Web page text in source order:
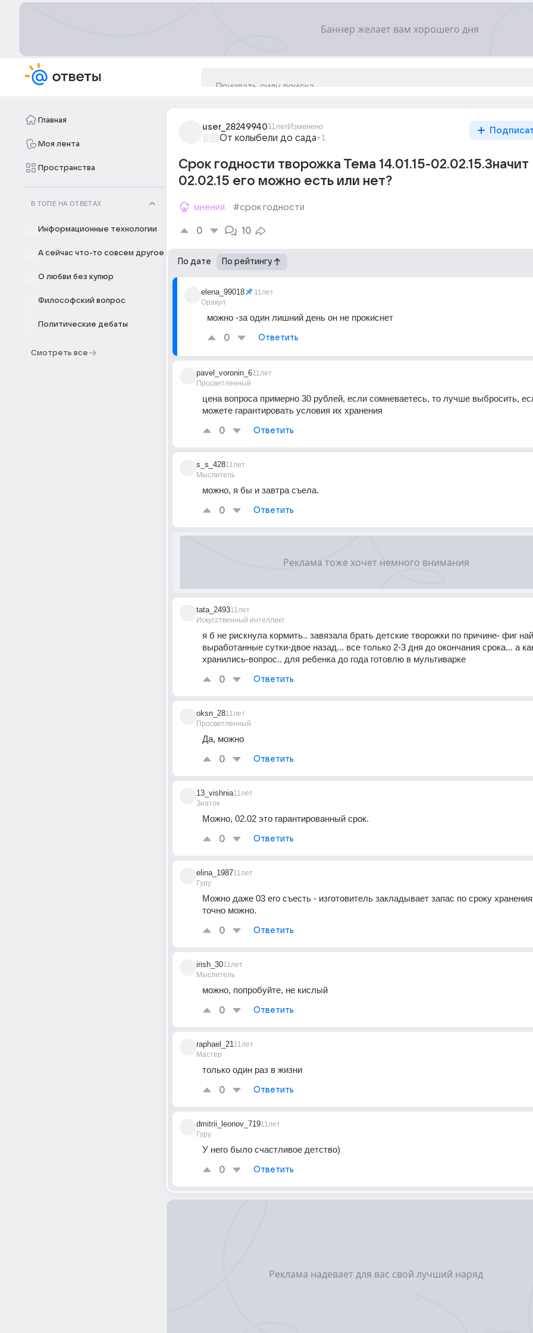
Главная
Моя лента
Пространства
В ТОПЕ НА ОТВЕТАХ
Информационные технологии
А сейчас что-то совсем другое
О любви без купюр
Философский вопрос
Политические дебаты
Смотреть все
user_2824994011летИзменено
От колыбели до сада+1
Срок годности творожка Тема 14.01.15-02.02.15.Значит
02.02.15 его можно есть или нет?
мнения #срок годности
0 10
По дате По рейтингу
elena_99018
Оракул
11лет
можно -за один лишний день он не прокиснет
0 Ответить
pavel_voronin_6
Просветленный
11лет
цена вопроса примерно 30 рублей, если сомневаетесь, то лучше выбросить,
можете гарантировать условия их хранения
0 Ответить
s_s_428
Мыслитель
11лет
можно, я бы и завтра съела.
0 Ответить
tata_2493
Искусственный интеллект
11лет
я б не рискнула кормить.. завязала брать детские творожки по причине- фиг
выработанные сутки-двое назад... все только 2-3 дня до окончания срока... а
хранились-вопрос.. для ребенка до года готовлю в мультиварке
0 Ответить
oksn_28
Просветленный
11лет
Да, можно
0 Ответить
13_vishnia
Знаток
11лет
Можно, 02.02 это гарантированный срок.
0 Ответить
elina_1987
Гуру
11лет
Можно даже 03 его съесть - изготовитель закладывает запас по сроку
точно можно.
0 Ответить
irish_30
Мыслитель
11лет
можно, попробуйте, не кислый
0 Ответить
raphael_21
Мастер
11лет
только один раз в жизни
0 Ответить
dmitrii_leonov_719
Гуру
11лет
У него было счастливое детство)
0 Ответить